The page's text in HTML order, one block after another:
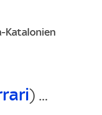
Katalonien
) ...